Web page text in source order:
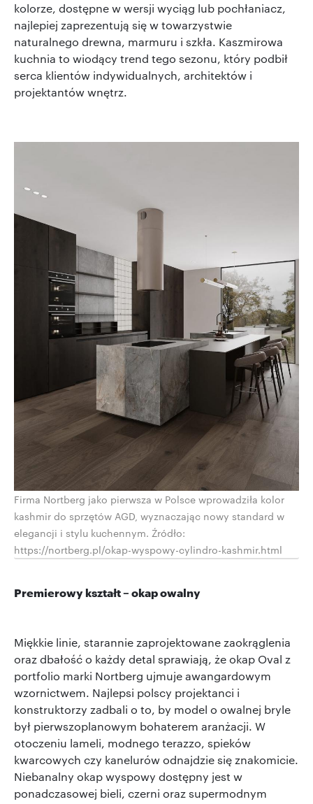
kolorze, dostępne w wersji wyciąg lub pochłaniacz,
najlepiej zaprezentują się w towarzystwie
naturalnego drewna, marmuru i szkła. Kaszmirowa
kuchnia to wiodący trend tego sezonu, który podbił
serca klientów indywidualnych, architektów i
projektantów wnętrz.
Firma Nortberg jako pierwsza w Polsce wprowadziła kolor
kashmir do sprzętów AGD, wyznaczając nowy standard w
elegancji i stylu kuchennym. Źródło:
https://nortberg.pl/okap-wyspowy-cylindro-kashmir.html
Premierowy kształt – okap owalny
Miękkie linie, starannie zaprojektowane zaokrąglenia
oraz dbałość o każdy detal sprawiają, że okap Oval z
portfolio marki Nortberg ujmuje awangardowym
wzornictwem. Najlepsi polscy projektanci i
konstruktorzy zadbali o to, by model o owalnej bryle
był pierwszoplanowym bohaterem aranżacji. W
otoczeniu lameli, modnego terazzo, spieków
kwarcowych czy kanelurów odnajdzie się znakomicie.
Niebanalny okap wyspowy dostępny jest w
ponadczasowej bieli, czerni oraz supermodnym